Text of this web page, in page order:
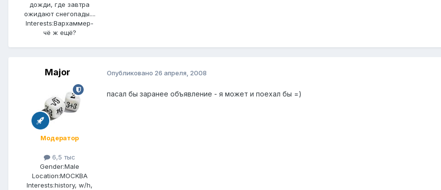
дожди, где завтра
ожидают снегопады....
Interests:Вархаммер-
чё ж ещё?
Major
Модератор
6,5 тыс
Gender:Male
Location:MOCKBA
Interests:history, w/h,
Опубликовано 26 апреля, 2008
пасал бы заранее объявление - я может и поехал бы =)